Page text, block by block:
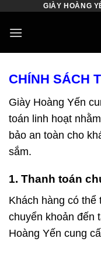
content
GIÀY HOÀNG
CHÍNH SÁCH
Giày Hoàng Yến
toán linh hoạt
bảo an toàn cho
sắm.
1. Thanh toán
Khách hàng có
chuyển khoản đến
Hoàng Yến cung